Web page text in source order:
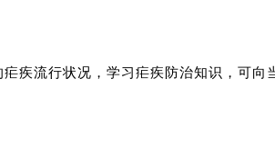
疾流行状况，学习疟疾防治知识，可